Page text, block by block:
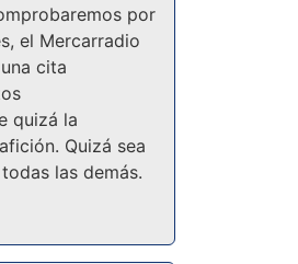
por
el Mercarradio
cita
quizá la
Quizá sea
las demás.